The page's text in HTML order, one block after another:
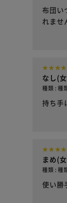
布団い
れませ
なし(
種類 : 種
持ち手
まめ(
種類 : 種
使い勝